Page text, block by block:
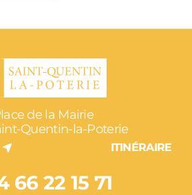
de la Mairie
Quentin-la-Poterie
ITINÉRAIRE
66 22 15 71